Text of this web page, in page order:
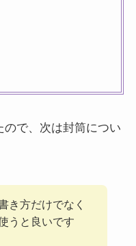
で、次は封筒につい
き方だけでなく
うと良いです